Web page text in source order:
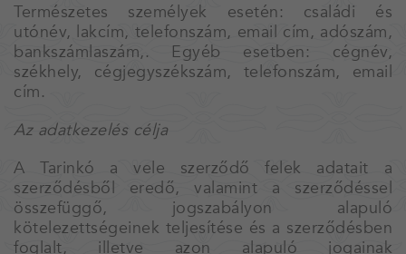
Természetes személyek esetén: családi és
utónév, lakcím, telefonszám, email cím, adószám,
bankszámlaszám,. Egyéb esetben: cégnév,
székhely, cégjegyszékszám, telefonszám, email
cím.
Az adatkezelés célja
A Tarinkó a vele szerződő felek adatait a
szerződésből eredő, valamint a szerződéssel
összefüggő, jogszabályon alapuló
kötelezettségeinek teljesítése és a szerződésben
foglalt, illetve azon alapuló jogainak